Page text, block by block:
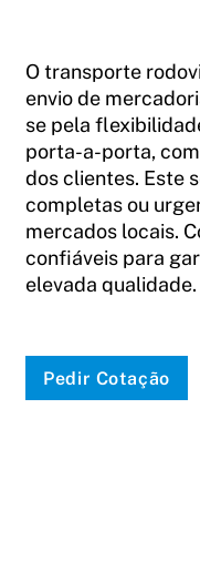
O transporte
envio de
se pela
porta-a-porta,
dos clientes. Este
completas ou
mercados locais.
confiáveis para
elevada qualidade.
Pedir Cotação